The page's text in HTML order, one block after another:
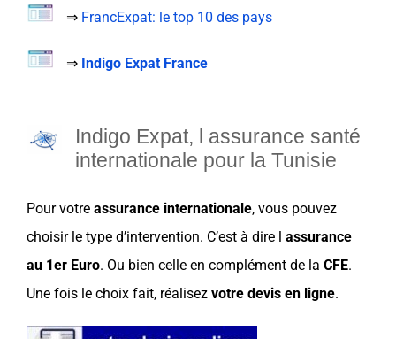
⇒ FrancExpat: le top 10 des pays
⇒ Indigo Expat France
Indigo Expat, l assurance santé
internationale pour la Tunisie
Pour votre assurance internationale, vous pouvez
choisirle type d’intervention. C’est à dire l assurance
au 1er Euro. Ou bien celle en complément de la CFE.
Une fois le choix fait, réalisez votre devis en ligne.